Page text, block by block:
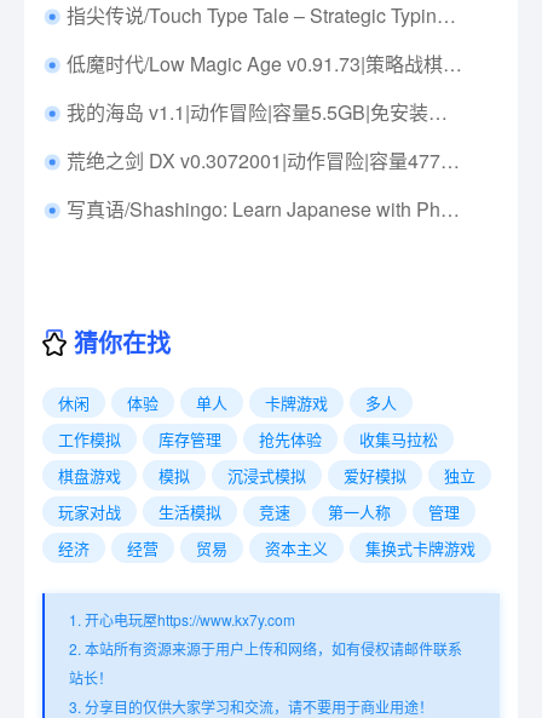
指尖传说/Touch Type Tale – Strategic Typing v1.2.68|策略模拟|容量20.6GB|免安装绿色中文版|支持键盘.鼠标
低魔时代/Low Magic Age v0.91.73|策略战棋|容量282MB|免安装绿色中文版|支持键盘.鼠标
我的海岛 v1.1|动作冒险|容量5.5GB|免安装绿色中文版|支持键盘.鼠标
荒绝之剑 DX v0.3072001|动作冒险|容量477MB|免安装绿色中文版|支持键盘.鼠标.手柄
写真语/Shashingo: Learn Japanese with Photography Build.18608528|休闲益智|容量682M|免安装绿色中文版|支持键盘.鼠标.手柄
猜你在找
休闲 体验 单人 卡牌游戏
多人
工作模拟
库存管理 抢先体验
收集马拉松
棋盘游戏
模拟 沉浸式模拟 爱好模拟
独立
玩家对战
生活模拟 竞速 第一人称
管理
经济
经营 贸易 资本主义 集换式卡牌游戏
1. 开心电玩屋https://www.kx7y.com
2. 本站所有资源来源于用户上传和网络，如有侵权请邮件联系
站长！
3. 分享目的仅供大家学习和交流，请不要用于商业用途！